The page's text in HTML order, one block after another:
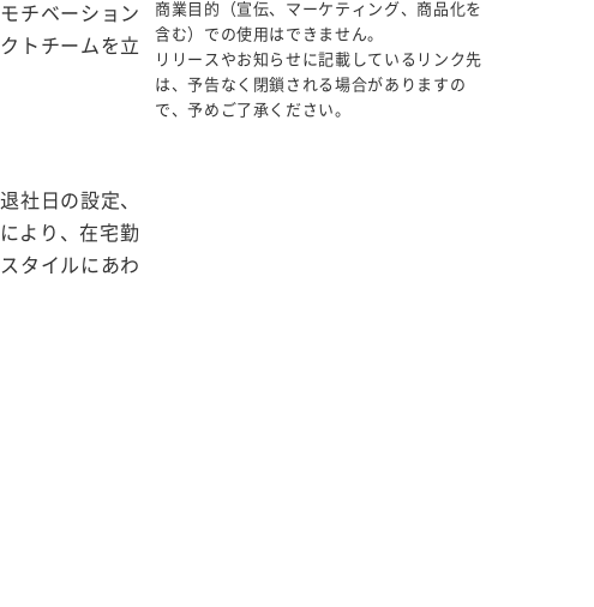
商業目的（宣伝、マーケティング、商品化を
含む）での使用はできません。
リリースやお知らせに記載しているリンク先
は、予告なく閉鎖される場合がありますの
で、予めご了承ください。
チベーション
トチームを立
社日の設定、
より、在宅勤
タイルにあわ